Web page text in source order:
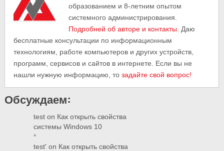
образованием и 8-летним опытом
системного администрирования.
Подробней об авторе и контакты . Даю
бесплатные консультации по информационным
технологиям, работе компьютеров и других устройств,
программ, сервисов и сайтов в интернете. Если вы не
нашли нужную информацию, тозадайте свой вопрос!
Обсуждаем:
test on Как открыть свойства
системы Windows 10
*
test' on Как открыть свойства